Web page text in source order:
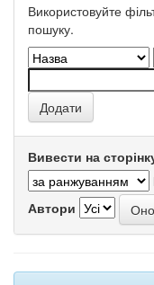
Використовуйте
пошуку.
Вивести на
Автори